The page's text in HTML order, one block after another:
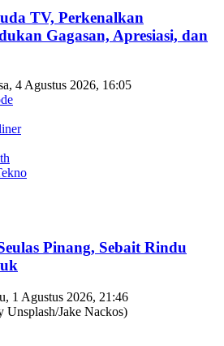
TV, Perkenalkan
Gagasan, Apresiasi, dan
4 Agustus 2026, 16:05
Pinang, Sebait Rindu
1 Agustus 2026, 21:46